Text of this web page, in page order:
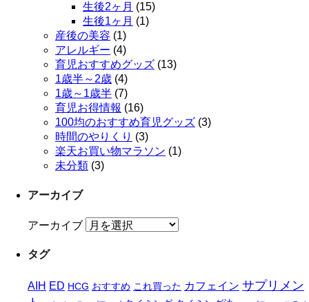
生後2ヶ月 (15)
生後1ヶ月 (1)
産後の美容 (1)
アレルギー (4)
育児おすすめグッズ (13)
1歳半～2歳 (4)
1歳～1歳半 (7)
育児お得情報 (16)
100均のおすすめ育児グッズ (3)
時間のやりくり (3)
楽天お買い物マラソン (1)
未分類 (3)
アーカイブ
アーカイブ
タグ
AIH ED HCG おすすめ これ買った カフェイン サプリメン